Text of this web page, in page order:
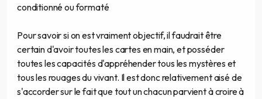
conditionné ou formaté
Pour savoir si on est vraiment objectif, il faudrait être
certain d'avoir toutes les cartes en main, et posséder
toutes les capacités d'appréhender tous les mystères et
tous les rouages du vivant. Il est donc relativement aisé de
s'accorder sur le fait que tout un chacun parvient à croire à